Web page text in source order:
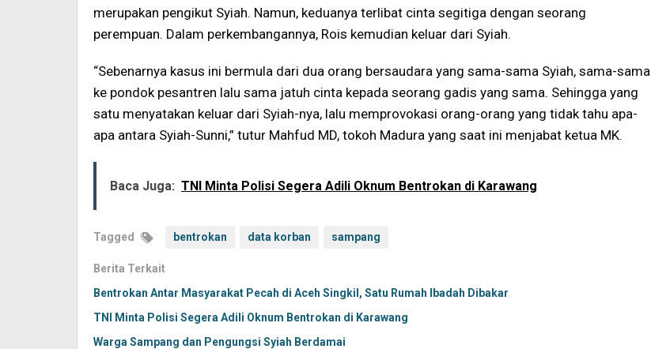
merupakan pengikut Syiah. Namun, keduanya terlibat cinta segitiga dengan seorang
perempuan. Dalam perkembangannya, Rois kemudian keluar dari Syiah.
“Sebenarnya kasus ini bermula dari dua orang bersaudara yang sama-sama Syiah, sama-sama
ke pondok pesantren lalu sama jatuh cinta kepada seorang gadis yang sama. Sehingga yang
satu menyatakan keluar dari Syiah-nya, lalu memprovokasi orang-orang yang tidak tahu apa-
apa antara Syiah-Sunni,” tutur Mahfud MD, tokoh Madura yang saat ini menjabat ketua MK.
Baca Juga: TNI Minta Polisi Segera Adili Oknum Bentrokan di Karawang
Tagged bentrokan data korban sampang
Berita Terkait
Bentrokan Antar Masyarakat Pecah di Aceh Singkil, Satu Rumah Ibadah Dibakar
TNI Minta Polisi Segera Adili Oknum Bentrokan di Karawang
Warga Sampang dan Pengungsi Syiah Berdamai